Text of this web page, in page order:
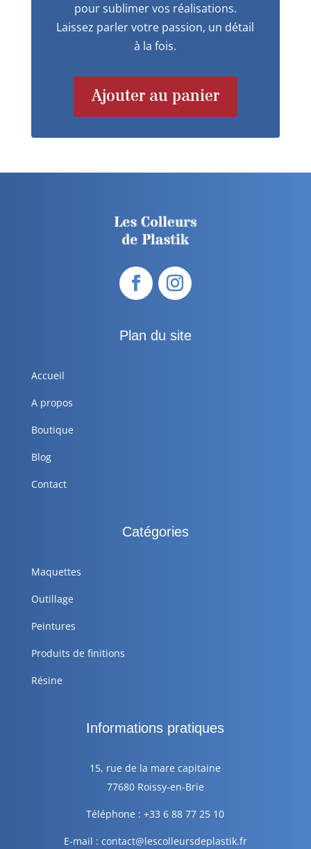
pour sublimer vos réalisations.
Laissez parler votre passion, un détail
à la fois.
Ajouter au panier
Plan du site
Accueil
A propos
Boutique
Blog
Contact
Catégories
Maquettes
Outillage
Peintures
Produits de finitions
Résine
Informations pratiques
15, rue de la mare capitaine
77680 Roissy-en-Brie
Téléphone : +33 6 88 77 25 10
E-mail : contact@lescolleursdeplastik.fr